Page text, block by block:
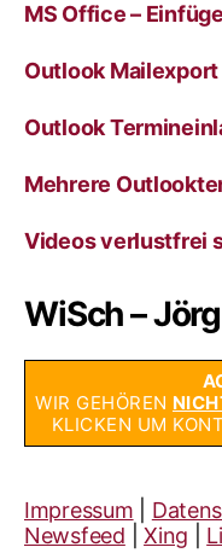
MS Office –
Outlook
Outlook
Mehrere
Videos verlustfrei
WiSch –
WIR GEHÖREN
KLICKEN UM
Impressum
Newsfeed |Xing